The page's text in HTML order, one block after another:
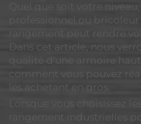
Quel que soit votre
professionnel ou
rangement peut rendre
Dans cet article, nous
qualité d'une armoire
comment vous pouvez
les achetant en gros.
Lorsque vous choisissez
rangement industrielles